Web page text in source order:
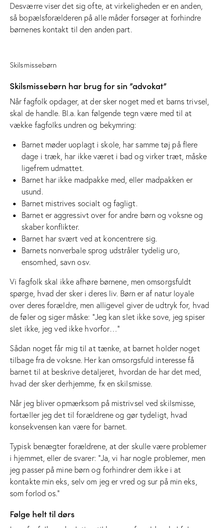
Desværre viser det sig ofte, at virkeligheden er en anden,
så bopælsforælderen på alle måder forsøger at forhindre
børnenes kontakt til den anden part.
Skilsmissebørn
Skilsmissebørn har brug for sin ”advokat”
Når fagfolk opdager, at der sker noget med et barns trivsel,
skal de handle. Bl.a. kan følgende tegn være med til at
vække fagfolks undren og bekymring:
Barnet møder uoplagt i skole, har samme tøj på flere
dage i træk, har ikke været i bad og virker træt, måske
ligefrem udmattet.
Barnet har ikke madpakke med, eller madpakken er
usund.
Barnet mistrives socialt og fagligt.
Barnet er aggressivt over for andre børn og voksne og
skaber konflikter.
Barnet har svært ved at koncentrere sig.
Barnets nonverbale sprog udstråler tydelig uro,
ensomhed, savn osv.
Vi fagfolk skal ikke afhøre børnene, men omsorgsfuldt
spørge, hvad der sker i deres liv. Børn er af natur loyale
over deres forældre, men alligevel giver de udtryk for, hvad
de føler og siger måske: ”Jeg kan slet ikke sove, jeg spiser
slet ikke, jeg ved ikke hvorfor…”
Sådan noget får mig til at tænke, at barnet holder noget
tilbage fra de voksne. Her kan omsorgsfuld interesse få
barnet til at beskrive detaljeret, hvordan de har det med,
hvad der sker derhjemme, fx en skilsmisse.
Når jeg bliver opmærksom på mistrivsel ved skilsmisse,
fortæller jeg det til forældrene og gør tydeligt, hvad
konsekvensen kan være for barnet.
Typisk benægter forældrene, at der skulle være problemer
i hjemmet, eller de svarer: ”Ja, vi har nogle problemer, men
jeg passer på mine børn og forhindrer dem ikke i at
kontakte min eks, selv om jeg er vred og sur på min eks,
som forlod os.”
Følge helt til dørs